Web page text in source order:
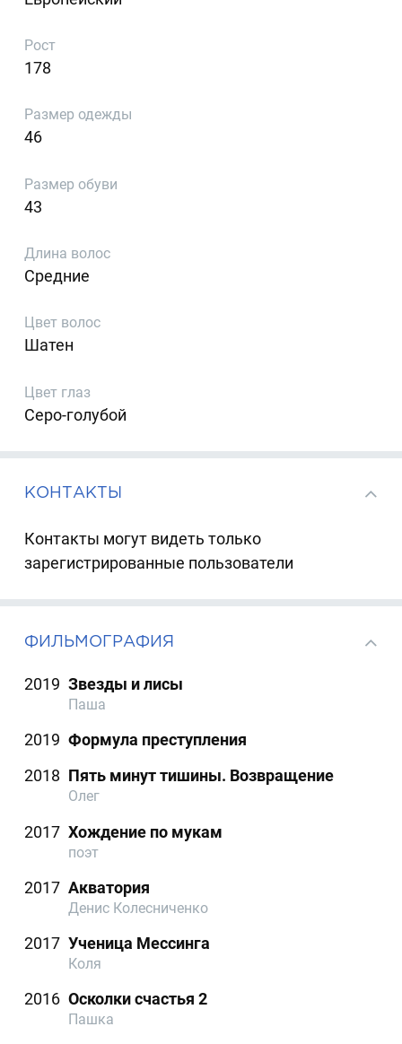
Рост
178
Размер одежды
46
Размер обуви
43
Длина волос
Средние
Цвет волос
Шатен
Цвет глаз
Серо-голубой
КОНТАКТЫ
Контакты могут видеть только
зарегистрированные пользователи
ФИЛЬМОГРАФИЯ
2019 Звезды и лисы
Паша
2019 Формула преступления
2018 Пять минут тишины. Возвращение
Олег
2017 Хождение по мукам
поэт
2017 Акватория
Денис Колесниченко
2017 Ученица Мессинга
Коля
2016 Осколки счастья 2
Пашка